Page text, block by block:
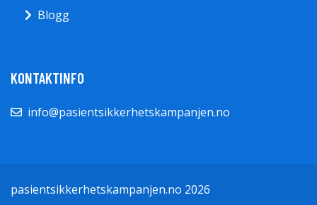
Blogg
KONTAKTINFO
info@pasientsikkerhetskampanjen.no
pasientsikkerhetskampanjen.no 2026